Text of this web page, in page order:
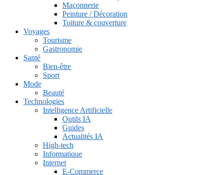
Maçonnerie
Peinture / Décoration
Toiture & couverture
Voyages
Tourisme
Gastronomie
Santé
Bien-être
Sport
Mode
Beauté
Technologies
Intelligence Artificielle
Outils IA
Guides
Actualités IA
High-tech
Informatique
Internet
E-Commerce